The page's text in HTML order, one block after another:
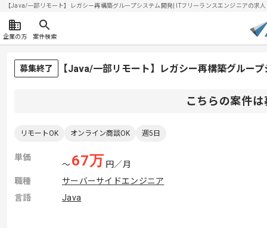
【Java/一部リモート】レガシー再構築グループシステム開発| ITフリーランスエンジニアの
企業の方 案件検索
募集終了 【Java/一部リモート】レガシー再構築グルー
こちらの案件
リモートOK オンライン商談OK 週5日
単価
〜67万 円／月
職種
サーバーサイドエンジニア
言語
Java